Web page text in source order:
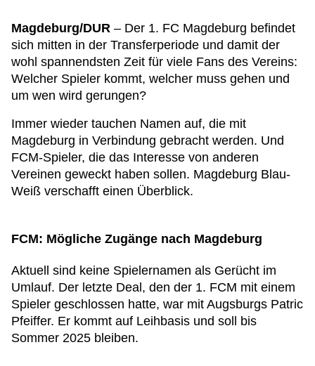
Magdeburg/DUR – Der 1. FC Magdeburg befindet
sich mitten in der Transferperiode und damit der
wohl spannendsten Zeit für viele Fans des Vereins:
Welcher Spieler kommt, welcher muss gehen und
um wen wird gerungen?
Immer wieder tauchen Namen auf, die mit
Magdeburg in Verbindung gebracht werden. Und
FCM-Spieler, die das Interesse von anderen
Vereinen geweckt haben sollen. Magdeburg Blau-
Weiß verschafft einen Überblick.
FCM: Mögliche Zugänge nach Magdeburg
Aktuell sind keine Spielernamen als Gerücht im
Umlauf. Der letzte Deal, den der 1. FCM mit einem
Spieler geschlossen hatte, war mit Augsburgs Patric
Pfeiffer. Er kommt auf Leihbasis und soll bis
Sommer 2025 bleiben.